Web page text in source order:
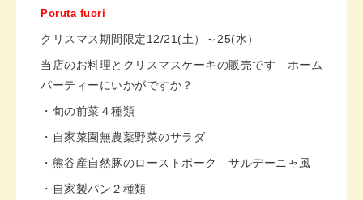
Poruta fuori
クリスマス期間限定12/21(土）～25(水）
当店のお料理とクリスマスケーキの販売です ホーム
パーティーにいかがですか？
・旬の前菜４種類
・自家菜園無農薬野菜のサラダ
・熊谷産自然豚のローストポーク サルデーニャ風
・自家製パン２種類